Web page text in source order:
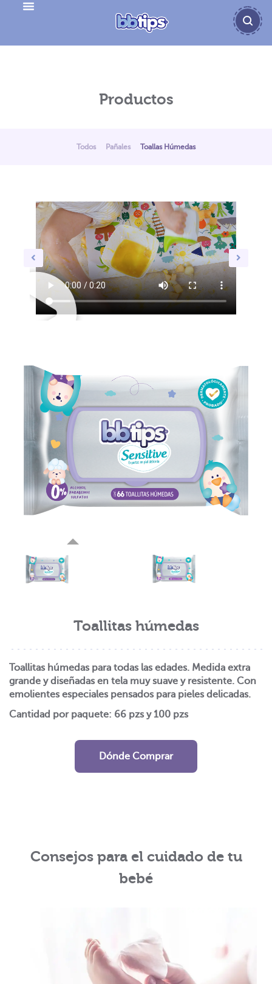
Productos
Todos Pañales Toallas Húmedas
Toallitas húmedas
Toallitas húmedas para todas las edades. Medida extra
grande y diseñadas en tela muy suave y resistente. Con
emolientes especiales pensados para pieles delicadas.
Cantidad por paquete: 66 pzsy 100 pzs
Dónde Comprar
Consejos para el cuidado de tu
bebé